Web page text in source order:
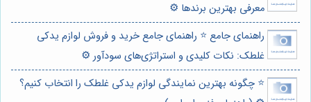
معرفی بهترین برندها ⚙️
راهنمای جامع ⭐️ راهنمای جامع خرید و فروش لوازم یدکی
غلطک: نکات کلیدی و استراتژی‌های سودآور ⚙️
⭐️ چگونه بهترین نمایندگی لوازم یدکی غلطک را انتخاب کنیم؟